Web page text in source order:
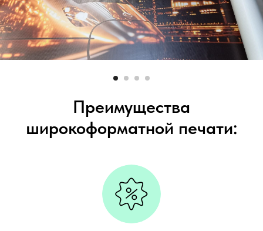
Преимущества
широкоформатной печати: